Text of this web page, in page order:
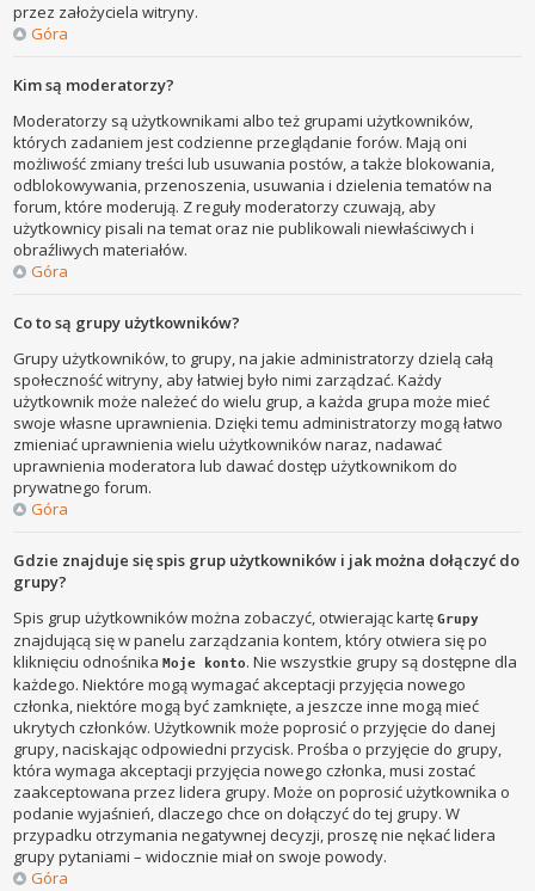
przez założyciela witryny.
Góra
Kim są moderatorzy?
Moderatorzy są użytkownikami albo też grupami użytkowników,
których zadaniem jest codzienne przeglądanie forów. Mają oni
możliwość zmiany treści lub usuwania postów, a także blokowania,
odblokowywania, przenoszenia, usuwania i dzielenia tematów na
forum, które moderują. Z reguły moderatorzy czuwają, aby
użytkownicy pisali na temat oraz nie publikowali niewłaściwych i
obraźliwych materiałów.
Góra
Co to są grupy użytkowników?
Grupy użytkowników, to grupy, na jakie administratorzy dzielą całą
społeczność witryny, aby łatwiej było nimi zarządzać. Każdy
użytkownik może należeć do wielu grup, a każda grupa może mieć
swoje własne uprawnienia. Dzięki temu administratorzy mogą łatwo
zmieniać uprawnienia wielu użytkowników naraz, nadawać
uprawnienia moderatora lub dawać dostęp użytkownikom do
prywatnego forum.
Góra
Gdzie znajduje się spis grup użytkowników i jak można dołączyć do
grupy?
Spis grup użytkowników można zobaczyć, otwierając kartęGrupy
znajdującą się w panelu zarządzania kontem, który otwiera się po
kliknięciu odnośnikaMoje konto. Nie wszystkie grupy są dostępne dla
każdego. Niektóre mogą wymagać akceptacji przyjęcia nowego
członka, niektóre mogą być zamknięte, a jeszcze inne mogą mieć
ukrytych członków. Użytkownik może poprosić o przyjęcie do danej
grupy, naciskając odpowiedni przycisk. Prośba o przyjęcie do grupy,
która wymaga akceptacji przyjęcia nowego członka, musi zostać
zaakceptowana przez lidera grupy. Może on poprosić użytkownika o
podanie wyjaśnień, dlaczego chce on dołączyć do tej grupy. W
przypadku otrzymania negatywnej decyzji, proszę nie nękać lidera
grupy pytaniami – widocznie miał on swoje powody.
Góra